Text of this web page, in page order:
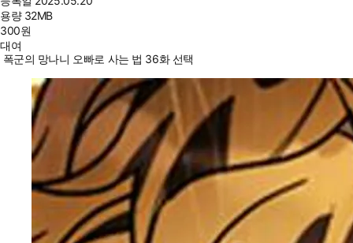
용량 32MB
300원
대여
폭군의 망나니 오빠로 사는 법 36화 선택